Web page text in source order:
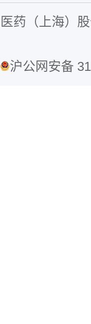
药（上海）
沪公网安备